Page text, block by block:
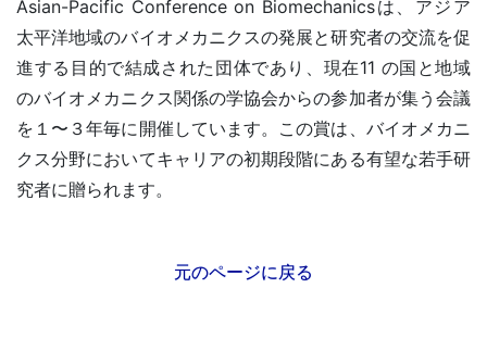
Asian-Pacific Conference on Biomechanicsは、アジア
太平洋地域のバイオメカニクスの発展と研究者の交流を促
進する目的で結成された団体であり、現在11 の国と地域
のバイオメカニクス関係の学協会からの参加者が集う会議
を１〜３年毎に開催しています。この賞は、バイオメカニ
クス分野においてキャリアの初期段階にある有望な若手研
究者に贈られます。
元のページに戻る